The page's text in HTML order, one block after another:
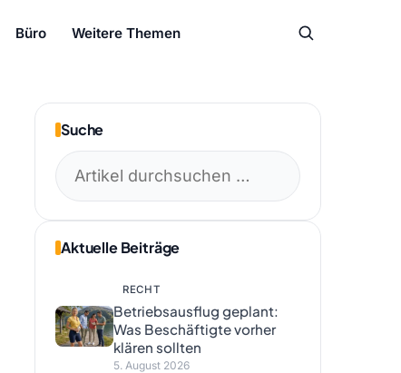
Büro Weitere Themen
Suche
Aktuelle Beiträge
RECHT
Betriebsausflug geplant:
Was Beschäftigte vorher
klären sollten
5. August 2026